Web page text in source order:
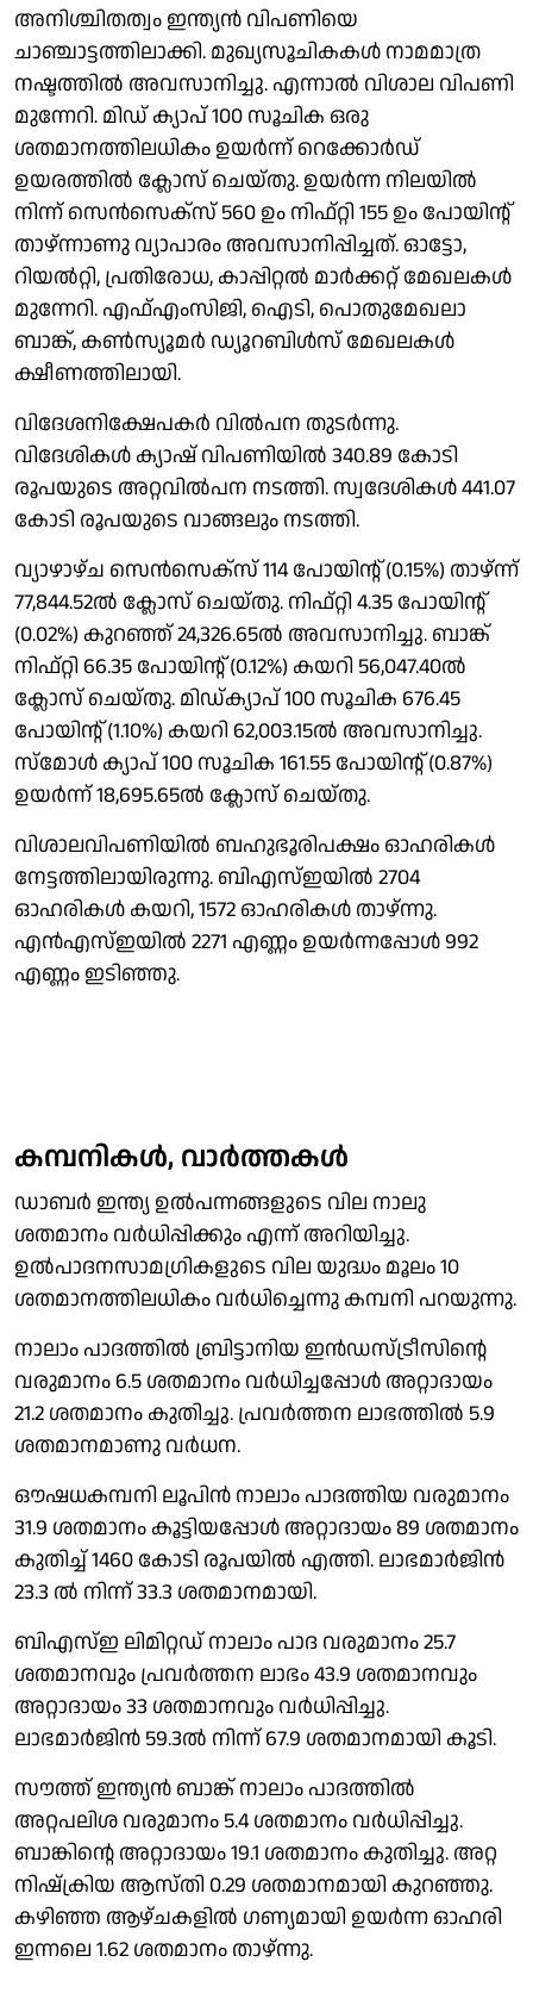
അനിശ്ചിതത്വം ഇന്ത്യന്‍ വിപണിയെ
ചാഞ്ചാട്ടത്തിലാക്കി. മുഖ്യസൂചികകള്‍ നാമമാത്ര
നഷ്ടത്തില്‍ അവസാനിച്ചു. എന്നാല്‍ വിശാല വിപണി
മുന്നേറി. മിഡ് ക്യാപ് 100 സൂചിക ഒരു
ശതമാനത്തിലധികം ഉയര്‍ന്ന് റെക്കോര്‍ഡ്
ഉയരത്തില്‍ ക്ലോസ് ചെയ്തു. ഉയര്‍ന്ന നിലയില്‍
നിന്ന് സെന്‍സെക്‌സ് 560 ഉം നിഫ്റ്റി 155 ഉം പോയിന്റ്
താഴ്ന്നാണു വ്യാപാരം അവസാനിപ്പിച്ചത്. ഓട്ടോ,
റിയല്‍റ്റി, പ്രതിരോധ, കാപ്പിറ്റല്‍ മാര്‍ക്കറ്റ് മേഖലകള്‍
മുന്നേറി. എഫ്എംസിജി, ഐടി, പൊതുമേഖലാ
ബാങ്ക്, കണ്‍സ്യൂമര്‍ ഡ്യൂറബിള്‍സ് മേഖലകള്‍
ക്ഷീണത്തിലായി.
വിദേശനിക്ഷേപകര്‍ വില്‍പന തുടര്‍ന്നു.
വിദേശികള്‍ ക്യാഷ് വിപണിയില്‍ 340.89 കോടി
രൂപയുടെ അറ്റവില്‍പന നടത്തി. സ്വദേശികള്‍ 441.07
കോടി രൂപയുടെ വാങ്ങലും നടത്തി.
വ്യാഴാഴ്ച സെന്‍സെക്സ് 114 പോയിന്റ് (0.15%) താഴ്ന്ന്
77,844.52ല്‍ ക്ലോസ് ചെയ്തു. നിഫ്റ്റി 4.35 പോയിന്റ്
(0.02%) കുറഞ്ഞ് 24,326.65ല്‍ അവസാനിച്ചു. ബാങ്ക്
നിഫ്റ്റി 66.35 പോയിന്റ് (0.12%) കയറി 56,047.40ല്‍
ക്ലോസ് ചെയ്തു. മിഡ്ക്യാപ് 100 സൂചിക 676.45
പോയിന്റ് (1.10%) കയറി 62,003.15ല്‍ അവസാനിച്ചു.
സ്‌മോള്‍ ക്യാപ് 100 സൂചിക 161.55 പോയിന്റ് (0.87%)
ഉയര്‍ന്ന് 18,695.65ല്‍ ക്ലോസ് ചെയ്തു.
വിശാലവിപണിയില്‍ ബഹുഭൂരിപക്ഷം ഓഹരികള്‍
നേട്ടത്തിലായിരുന്നു. ബിഎസ്ഇയില്‍ 2704
ഓഹരികള്‍ കയറി, 1572 ഓഹരികള്‍ താഴ്ന്നു.
എന്‍എസ്ഇയില്‍ 2271 എണ്ണം ഉയര്‍ന്നപ്പോള്‍ 992
എണ്ണം ഇടിഞ്ഞു.
കമ്പനികള്‍, വാര്‍ത്തകള്‍
ഡാബര്‍ ഇന്ത്യ ഉല്‍പന്നങ്ങളുടെ വില നാലു
ശതമാനം വര്‍ധിപ്പിക്കും എന്ന് അറിയിച്ചു.
ഉല്‍പാദനസാമഗ്രികളുടെ വില യുദ്ധം മൂലം 10
ശതമാനത്തിലധികം വര്‍ധിച്ചെന്നു കമ്പനി പറയുന്നു.
നാലാം പാദത്തില്‍ ബ്രിട്ടാനിയ ഇന്‍ഡസ്ട്രീസിന്റെ
വരുമാനം 6.5 ശതമാനം വര്‍ധിച്ചപ്പോള്‍ അറ്റാദായം
21.2 ശതമാനം കുതിച്ചു. പ്രവര്‍ത്തന ലാഭത്തില്‍ 5.9
ശതമാനമാണു വര്‍ധന.
ഔഷധകമ്പനി ലൂപിന്‍ നാലാം പാദത്തിയ വരുമാനം
31.9 ശതമാനം കൂട്ടിയപ്പോള്‍ അറ്റാദായം 89 ശതമാനം
കുതിച്ച് 1460 കോടി രൂപയില്‍ എത്തി. ലാഭമാര്‍ജിന്‍
23.3 ല്‍ നിന്ന് 33.3 ശതമാനമായി.
ബിഎസ്ഇ ലിമിറ്റഡ് നാലാം പാദ വരുമാനം 25.7
ശതമാനവും പ്രവര്‍ത്തന ലാഭം 43.9 ശതമാനവും
അറ്റാദായം 33 ശതമാനവും വര്‍ധിപ്പിച്ചു.
ലാഭമാര്‍ജിന്‍ 59.3ല്‍ നിന്ന് 67.9 ശതമാനമായി കൂടി.
സൗത്ത് ഇന്ത്യന്‍ ബാങ്ക് നാലാം പാദത്തില്‍
അറ്റപലിശ വരുമാനം 5.4 ശതമാനം വര്‍ധിപ്പിച്ചു.
ബാങ്കിന്റെ അറ്റാദായം 19.1 ശതമാനം കുതിച്ചു. അറ്റ
നിഷ്‌ക്രിയ ആസ്തി 0.29 ശതമാനമായി കുറഞ്ഞു.
കഴിഞ്ഞ ആഴ്ചകളില്‍ ഗണ്യമായി ഉയര്‍ന്ന ഓഹരി
ഇന്നലെ 1.62 ശതമാനം താഴ്ന്നു.